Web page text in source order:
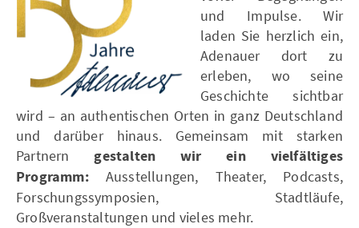
und Impulse. Wir
laden Sie herzlich ein,
Adenauer dort zu
erleben, wo seine
Geschichte sichtbar
wird – an authentischen Orten in ganz Deutschland
und darüber hinaus. Gemeinsam mit starken
Partnern gestalten wir ein vielfältiges
Programm: Ausstellungen, Theater, Podcasts,
Forschungssymposien, Stadtläufe,
Großveranstaltungen und vieles mehr.